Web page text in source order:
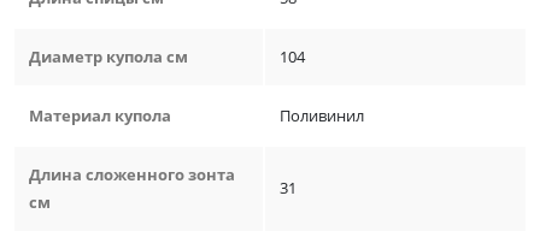
Диаметр купола см 104
Материал купола Поливинил
Длина сложенного зонта
см
31